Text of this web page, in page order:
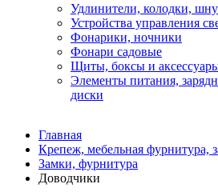
Удлинители, колодки,
Устройства управления
Фонарики, ночники
Фонари садовые
Щиты, боксы и
Элементы питания,
диски
Главная
Крепеж, мебельная фурнитура,
Замки, фурнитура
Доводчики